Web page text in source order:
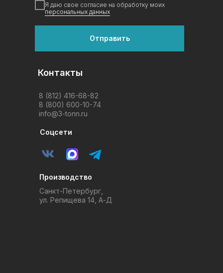
info@3-tonn.ru
8 (800) 600-10-74
8 (812) 416-68-82
Производство
Санкт-Петербург,
ул. Репищева 14, А-Д
Контакты
Соцсети
Я даю свое согласие на обработку моих
персональных данных
Отправить